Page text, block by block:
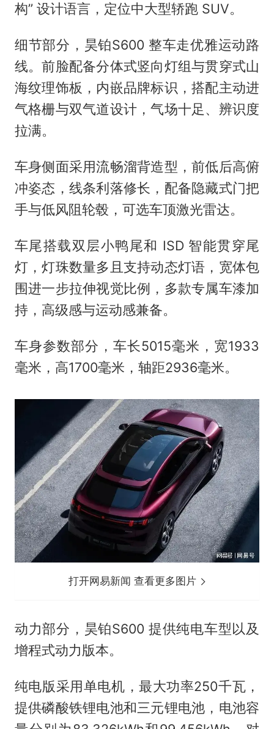
构” 设计语言，定位中大型轿跑 SUV。
细节部分，昊铂S600 整车走优雅运动路
线。前脸配备分体式竖向灯组与贯穿式山
海纹理饰板，内嵌品牌标识，搭配主动进
气格栅与双气道设计，气场十足、辨识度
拉满。
车身侧面采用流畅溜背造型，前低后高俯
冲姿态，线条利落修长，配备隐藏式门把
手与低风阻轮毂，可选车顶激光雷达。
车尾搭载双层小鸭尾和 ISD 智能贯穿尾
灯，灯珠数量多且支持动态灯语，宽体包
围进一步拉伸视觉比例，多款专属车漆加
持，高级感与运动感兼备。
车身参数部分，车长5015毫米，宽1933
毫米，高1700毫米，轴距2936毫米。
打开网易新闻 查看更多图片
动力部分，昊铂S600 提供纯电车型以及
增程式动力版本。
纯电版采用单电机，最大功率250千瓦，
提供磷酸铁锂电池和三元锂电池，电池容